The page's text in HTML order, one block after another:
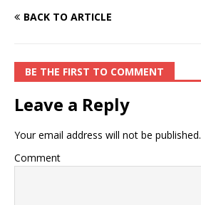
BACK TO ARTICLE
BE THE FIRST TO COMMENT
Leave a Reply
Your email address will not be published.
Comment